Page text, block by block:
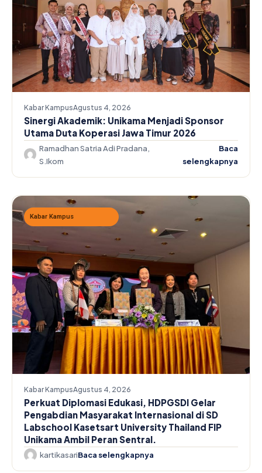
Kabar KampusAgustus 4, 2026
Sinergi Akademik: Unikama Menjadi Sponsor
Utama Duta Koperasi Jawa Timur 2026
Ramadhan Satria Adi Pradana,
S.Ikom
Baca
selengkapnya
Kabar Kampus
Kabar KampusAgustus 4, 2026
Perkuat Diplomasi Edukasi, HDPGSDI Gelar
Pengabdian Masyarakat Internasional di SD
Labschool Kasetsart University Thailand FIP
Unikama Ambil Peran Sentral.
kartikasariBaca selengkapnya